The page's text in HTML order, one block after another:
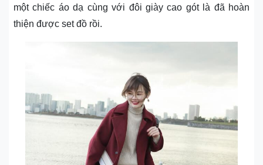
một chiếc áo dạ cùng với đôi giày cao gót là đã hoàn
thiện được set đồ rồi.